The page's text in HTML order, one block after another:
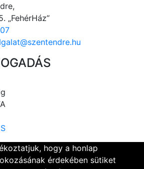
„FehérHáz”
hogy a honlap
érdekében sütiket